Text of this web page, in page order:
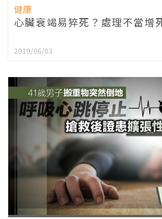
健康
心臟衰竭易猝死？處理不當增
2019/06/03